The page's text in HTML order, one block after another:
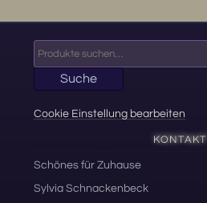
nach:
Suche
Cookie Einstellung bearbeiten
KONTAKT
Schönes für Zuhause
Sylvia Schnackenbeck